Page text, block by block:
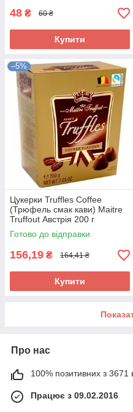
48 ₴ 60 ₴
Купити
–5%
Цукерки Truffles Coffee
(Трюфель смак кави) Maitre
Truffout Австрія 200 г
Готово до відправки
156,19 ₴ 164,41 ₴
Купити
Про нас
100% позитивних з 3671
Працює з 09.02.2016